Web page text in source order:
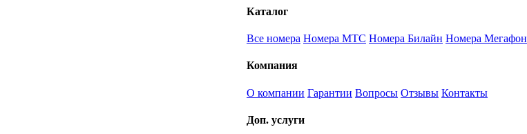
Каталог
Все номера Номера МТС Номера Билайн Номера Мегафон
Компания
О компании Гарантии Вопросы Отзывы Контакты
Доп. услуги